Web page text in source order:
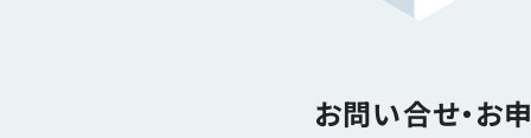
お問い合せ・お